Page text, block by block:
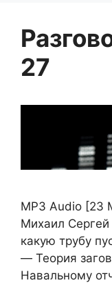
27
MP3 Audio [23
Михаил
какую трубу
— Теория
Навальному